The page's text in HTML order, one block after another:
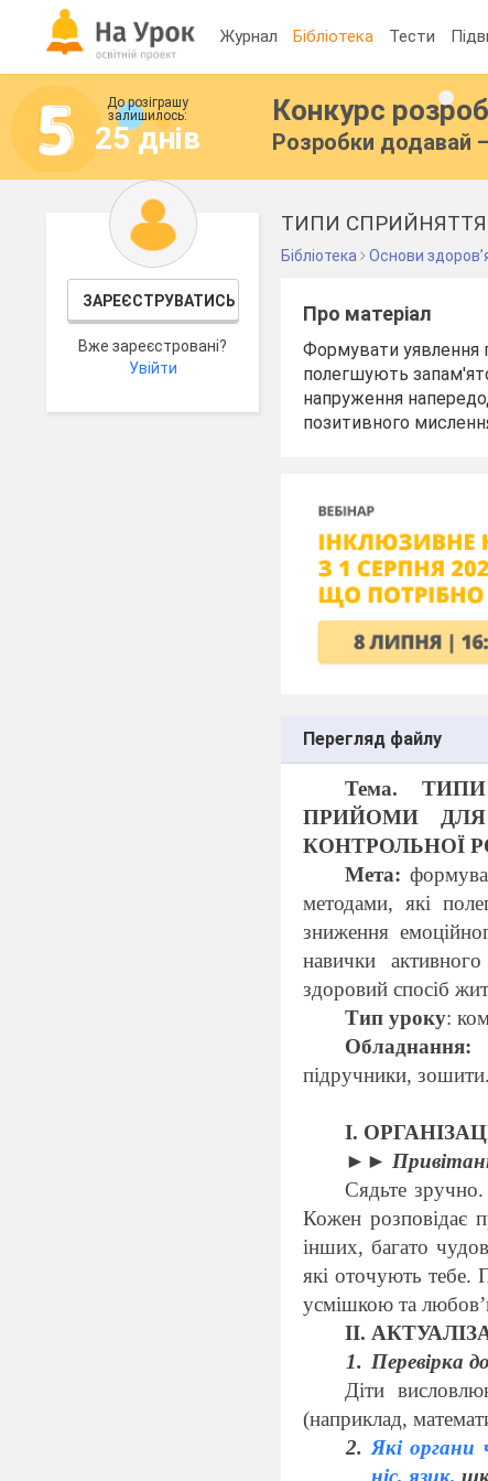
Журнал Бібліотека Тести
До розіграшу
залишилось:
25 днів
Конкурс
Розробки додавай
ЗАРЕЄСТРУВАТИСЬ
Вже зареєстровані?
Увійти
Бібліотека Основи
Про матеріал
Формувати уявлення
полегшують
напруження
позитивного
Перегляд файлу
Тема.
ПРИЙОМИ ДЛЯ
КОНТРОЛЬНОЇ
Мета:
методами, які
зниження
навички
здоровий спосіб
Тип уроку:
підручники, зошити.
І.
►►
Сядьте
Кожен розповідає
інших, багато
які оточують
усмішкою та
II.
Перевірка
Діти
(наприклад,
Які органи
ніс, язик,